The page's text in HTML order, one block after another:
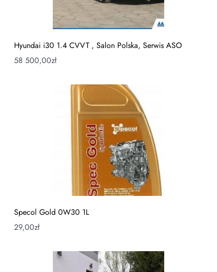
Hyundai i30 1.4 CVVT , Salon Polska, Serwis ASO
58 500,00zł
Specol Gold 0W30 1L
29,00zł